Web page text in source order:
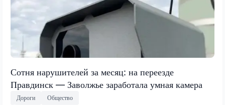
Сотня нарушителей за месяц: на переезде
Правдинск — Заволжье заработала умная камера
Дороги Общество